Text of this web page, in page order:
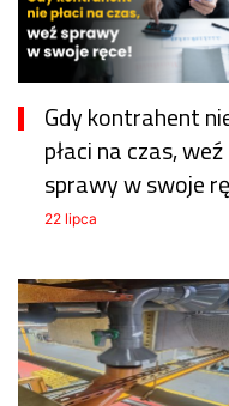
Gdy kontrahent
płaci na czas, weź
sprawy w swoje
22 lipca